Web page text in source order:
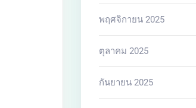
พฤศจิกายน 2025
ตุลาคม 2025
กันยายน 2025